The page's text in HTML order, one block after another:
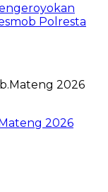
Polresta
2026